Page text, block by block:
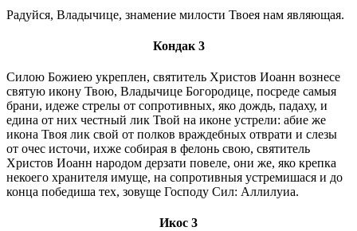
Радуйся, Владычице, знамение милости Твоея нам являющая.
Кондак 3
Силою Божиею укреплен, святитель Христов Иоанн вознесе
святую икону Твою, Владычице Богородице, посреде самыя
брани, идеже стрелы от сопротивных, яко дождь, падаху, и
едина от них честный лик Твой на иконе устрели: абие же
икона Твоя лик свой от полков враждебных отврати и слезы
от очес источи, ихже собирая в фелонь свою, святитель
Христов Иоанн народом дерзати повеле, они же, яко крепка
некоего хранителя имуще, на сопротивныя устремишася и до
конца победиша тех, зовуще Господу Сил: Аллилуиа.
Икос 3